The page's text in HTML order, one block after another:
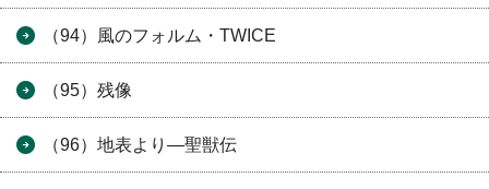
（94）風のフォルム・TWICE
（95）残像
（96）地表より―聖獣伝